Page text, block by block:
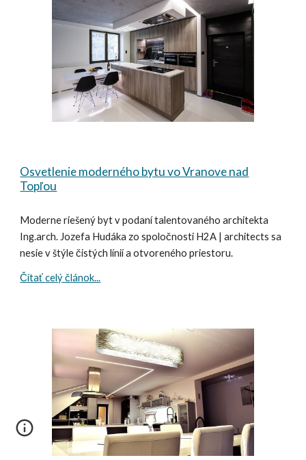
Osvetlenie moderného bytu vo Vranove nad
Topľou
Moderne riešený byt v podaní talentovaného architekta
Ing.arch. Jozefa Hudáka zo spoločnosti H2A | architects sa
nesie v štýle čistých línií a otvoreného priestoru.
Čítať celý článok...